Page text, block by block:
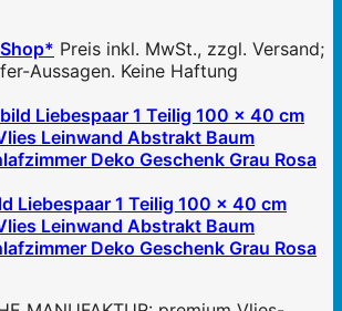
Preis inkl. MwSt., zzgl. Versand;
Aussagen. Keine Haftung
Liebespaar 1 Teilig 100 x 40 cm
Leinwand Abstrakt Baum
Deko Geschenk Grau Rosa